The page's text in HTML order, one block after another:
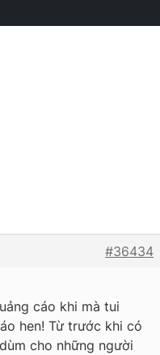
#36434
cáo khi mà tui
hen! Từ trước khi có
cho những người